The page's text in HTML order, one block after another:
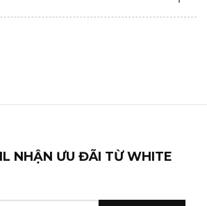
NHẬN ƯU ĐÃI TỪ WHITE